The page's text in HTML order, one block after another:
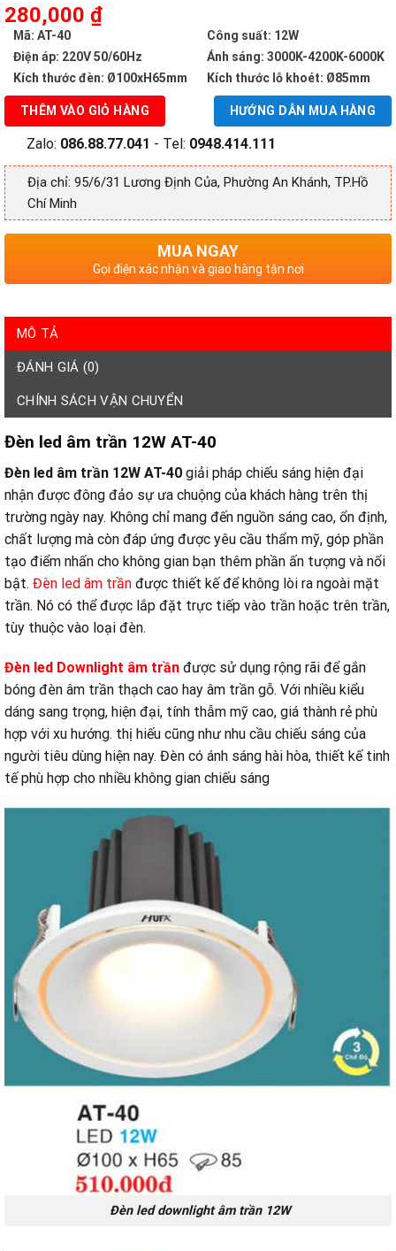
Giá
gốc
là:
510,000 ₫.
280,000 ₫Giá
tại
là:
280,000 ₫.
Mã: AT-40
Công suất: 12W
Điện áp: 220V 50/60Hz
Ánh sáng: 3000K-4200K-6000K
Kích thước đèn: Ø100xH65mm
Kích thước lỗ khoét: Ø85mm
HƯỚNG DẪN MUA HÀNG
THÊM VÀO GIỎ HÀNG
Zalo: 086.88.77.041 - Tel: 0948.414.111
Địa chỉ: 95/6/31 Lương Định Của, Phường An Khánh, TP.Hồ
Chí Minh
MUA NGAY
Gọi điện xác nhận và giao hàng tận nơi
MÔ TẢ
ĐÁNH GIÁ (0)
CHÍNH SÁCH VẬN CHUYỂN
Đèn led âm trần 12W AT-40
Đèn led âm trần 12W AT-40 giải pháp chiếu sáng hiện đại
nhận được đông đảo sự ưa chuộng của khách hàng trên thị
trường ngày nay. Không chỉ mang đến nguồn sáng cao, ổn định,
chất lượng mà còn đáp ứng được yêu cầu thẩm mỹ, góp phần
tạo điểm nhấn cho không gian bạn thêm phần ấn tượng và nổi
bật. Đèn led âm trần được thiết kế để không lòi ra ngoài mặt
trần. Nó có thể được lắp đặt trực tiếp vào trần hoặc trên trần,
tùy thuộc vào loại đèn.
Đèn led Downlight âm trần được sử dụng rộng rãi để gắn
bóng đèn âm trần thạch cao hay âm trần gỗ. Với nhiều kiểu
dáng sang trọng, hiện đại, tính thẫm mỹ cao, giá thành rẻ phù
hợp với xu hướng. thị hiếu cũng như nhu cầu chiếu sáng của
người tiêu dùng hiện nay. Đèn có ánh sáng hài hòa, thiết kế tinh
tế phù hợp cho nhiều không gian chiếu sáng
Đèn led downlight âm trần 12W